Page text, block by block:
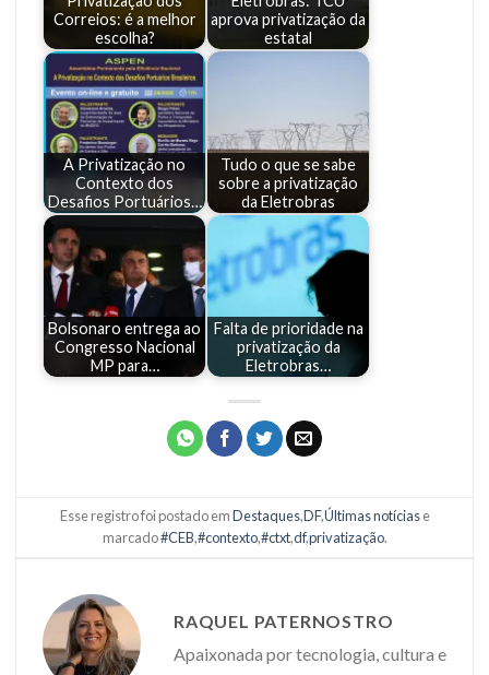
Correios: é a melhor
escolha?
aprova privatização da
estatal
A Privatização no
Contexto dos
Desafios Portuários…
Tudo o que se sabe
sobre a privatização
da Eletrobras
Bolsonaro entrega ao
Congresso Nacional
MP para…
Falta de prioridade na
privatização da
Eletrobras…
Esse registro foi postado emDestaques,DF,Últimas notíciase
marcado#CEB,#contexto,#ctxt,df,privatização.
RAQUEL PATERNOSTRO
Apaixonada por tecnologia, cultura e